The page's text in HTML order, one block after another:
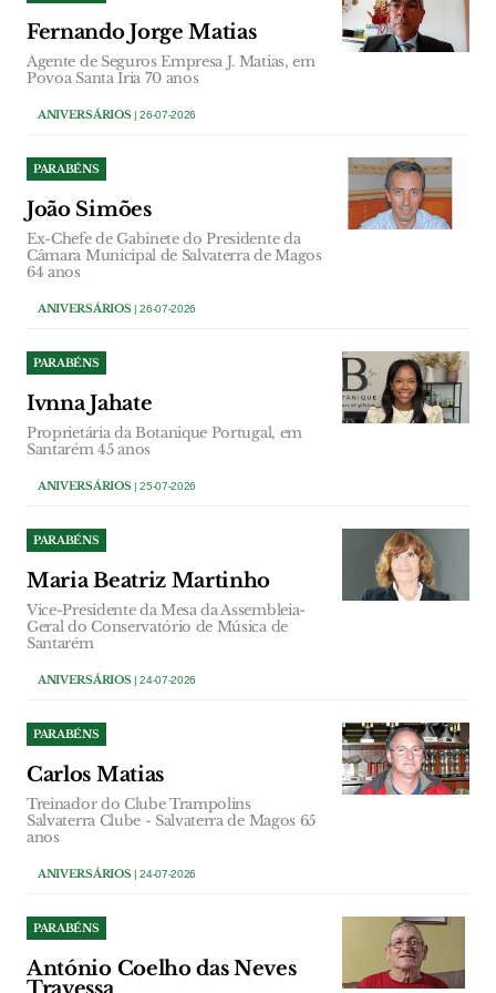
Fernando Jorge Matias
Agente de Seguros Empresa J. Matias, em
Povoa Santa Iria 70 anos
ANIVERSÁRIOS| 26-07-2026
PARABÉNS
João Simões
Ex-Chefe de Gabinete do Presidente da
Câmara Municipal de Salvaterra de Magos
64 anos
ANIVERSÁRIOS| 26-07-2026
PARABÉNS
Ivnna Jahate
Proprietária da Botanique Portugal, em
Santarém 45 anos
ANIVERSÁRIOS| 25-07-2026
PARABÉNS
Maria Beatriz Martinho
Vice-Presidente da Mesa da Assembleia-
Geral do Conservatório de Música de
Santarém
ANIVERSÁRIOS| 24-07-2026
PARABÉNS
Carlos Matias
Treinador do Clube Trampolins
Salvaterra Clube - Salvaterra de Magos 65
anos
ANIVERSÁRIOS| 24-07-2026
PARABÉNS
António Coelho das Neves